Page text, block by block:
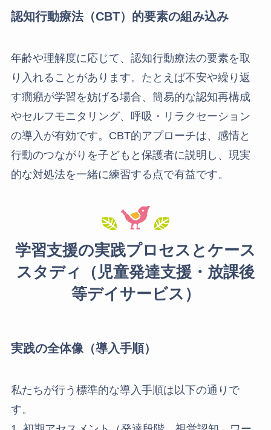
認知行動療法（CBT）的要素の組み込み
年齢や理解度に応じて、認知行動療法の要素を取
り入れることがあります。たとえば不安や繰り返
す癇癪が学習を妨げる場合、簡易的な認知再構成
やセルフモニタリング、呼吸・リラクセーション
の導入が有効です。CBT的アプローチは、感情と
行動のつながりを子どもと保護者に説明し、現実
的な対処法を一緒に練習する点で有益です。
学習支援の実践プロセスとケース
スタディ（児童発達支援・放課後
等デイサービス）
実践の全体像（導入手順）
私たちが行う標準的な導入手順は以下の通りで
す。